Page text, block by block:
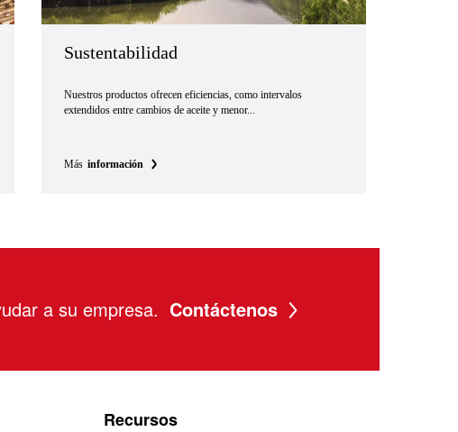
Sustentabilidad
Nuestros productos ofrecen eficiencias, como intervalos
extendidos entre cambios de aceite y menor...
Más información
a su empresa. Contáctenos
Recursos